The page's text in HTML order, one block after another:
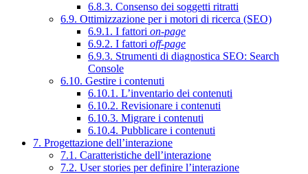
6.8.3. Consenso dei soggetti ritratti
6.9. Ottimizzazione per i motori di ricerca (SEO)
6.9.1. I fattori on-page
6.9.2. I fattori off-page
6.9.3. Strumenti di diagnostica SEO: Search
Console
6.10. Gestire i contenuti
6.10.1. L’inventario dei contenuti
6.10.2. Revisionare i contenuti
6.10.3. Migrare i contenuti
6.10.4. Pubblicare i contenuti
7. Progettazione dell’interazione
7.1. Caratteristiche dell’interazione
7.2. User stories per definire l’interazione